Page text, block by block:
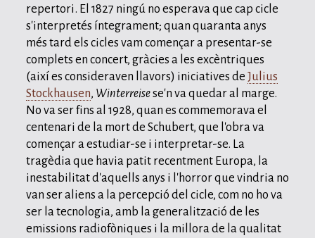
repertori. El 1827 ningú no esperava que cap cicle
s'interpretés íntegrament; quan quaranta anys
més tard els cicles vam començar a presentar-se
complets en concert, gràcies a les excèntriques
(així es consideraven llavors) iniciatives de Julius
Stockhausen, Winterreisese'n va quedar al marge.
No va ser fins al 1928, quan es commemorava el
centenari de la mort de Schubert, que l'obra va
començar a estudiar-se i interpretar-se. La
tragèdia que havia patit recentment Europa, la
inestabilitat d'aquells anys i l'horror que vindria no
van ser aliens a la percepció del cicle, com no ho va
ser la tecnologia, amb la generalització de les
emissions radiofòniques i la millora de la qualitat